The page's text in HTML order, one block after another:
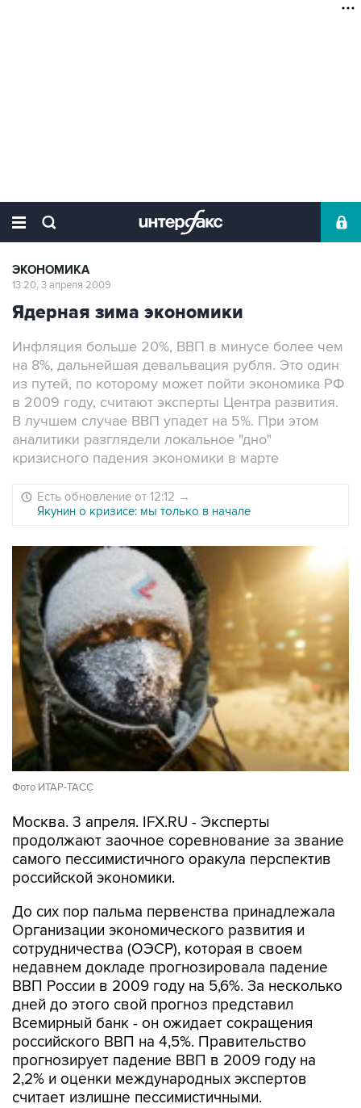
ЭКОНОМИКА
13:20, 3 апреля 2009
Ядерная зима экономики
Инфляция больше 20%, ВВП в минусе более чем
на 8%, дальнейшая девальвация рубля. Это один
из путей, по которому может пойти экономика РФ
в 2009 году, считают эксперты Центра развития.
В лучшем случае ВВП упадет на 5%. При этом
аналитики разглядели локальное "дно"
кризисного падения экономики в марте
Есть обновление от 12:12 →
Якунин о кризисе: мы только в начале
Фото ИТАР-ТАСС
Москва. 3 апреля. IFX.RU - Эксперты
продолжают заочное соревнование за звание
самого пессимистичного оракула перспектив
российской экономики.
До сих пор пальма первенства принадлежала
Организации экономического развития и
сотрудничества (ОЭСР), которая в своем
недавнем докладе прогнозировала падение
ВВП России в 2009 году на 5,6%. За несколько
дней до этого свой прогноз представил
Всемирный банк - он ожидает сокращения
российского ВВП на 4,5%. Правительство
прогнозирует падение ВВП в 2009 году на
2,2% и оценки международных экспертов
считает излишне пессимистичными.